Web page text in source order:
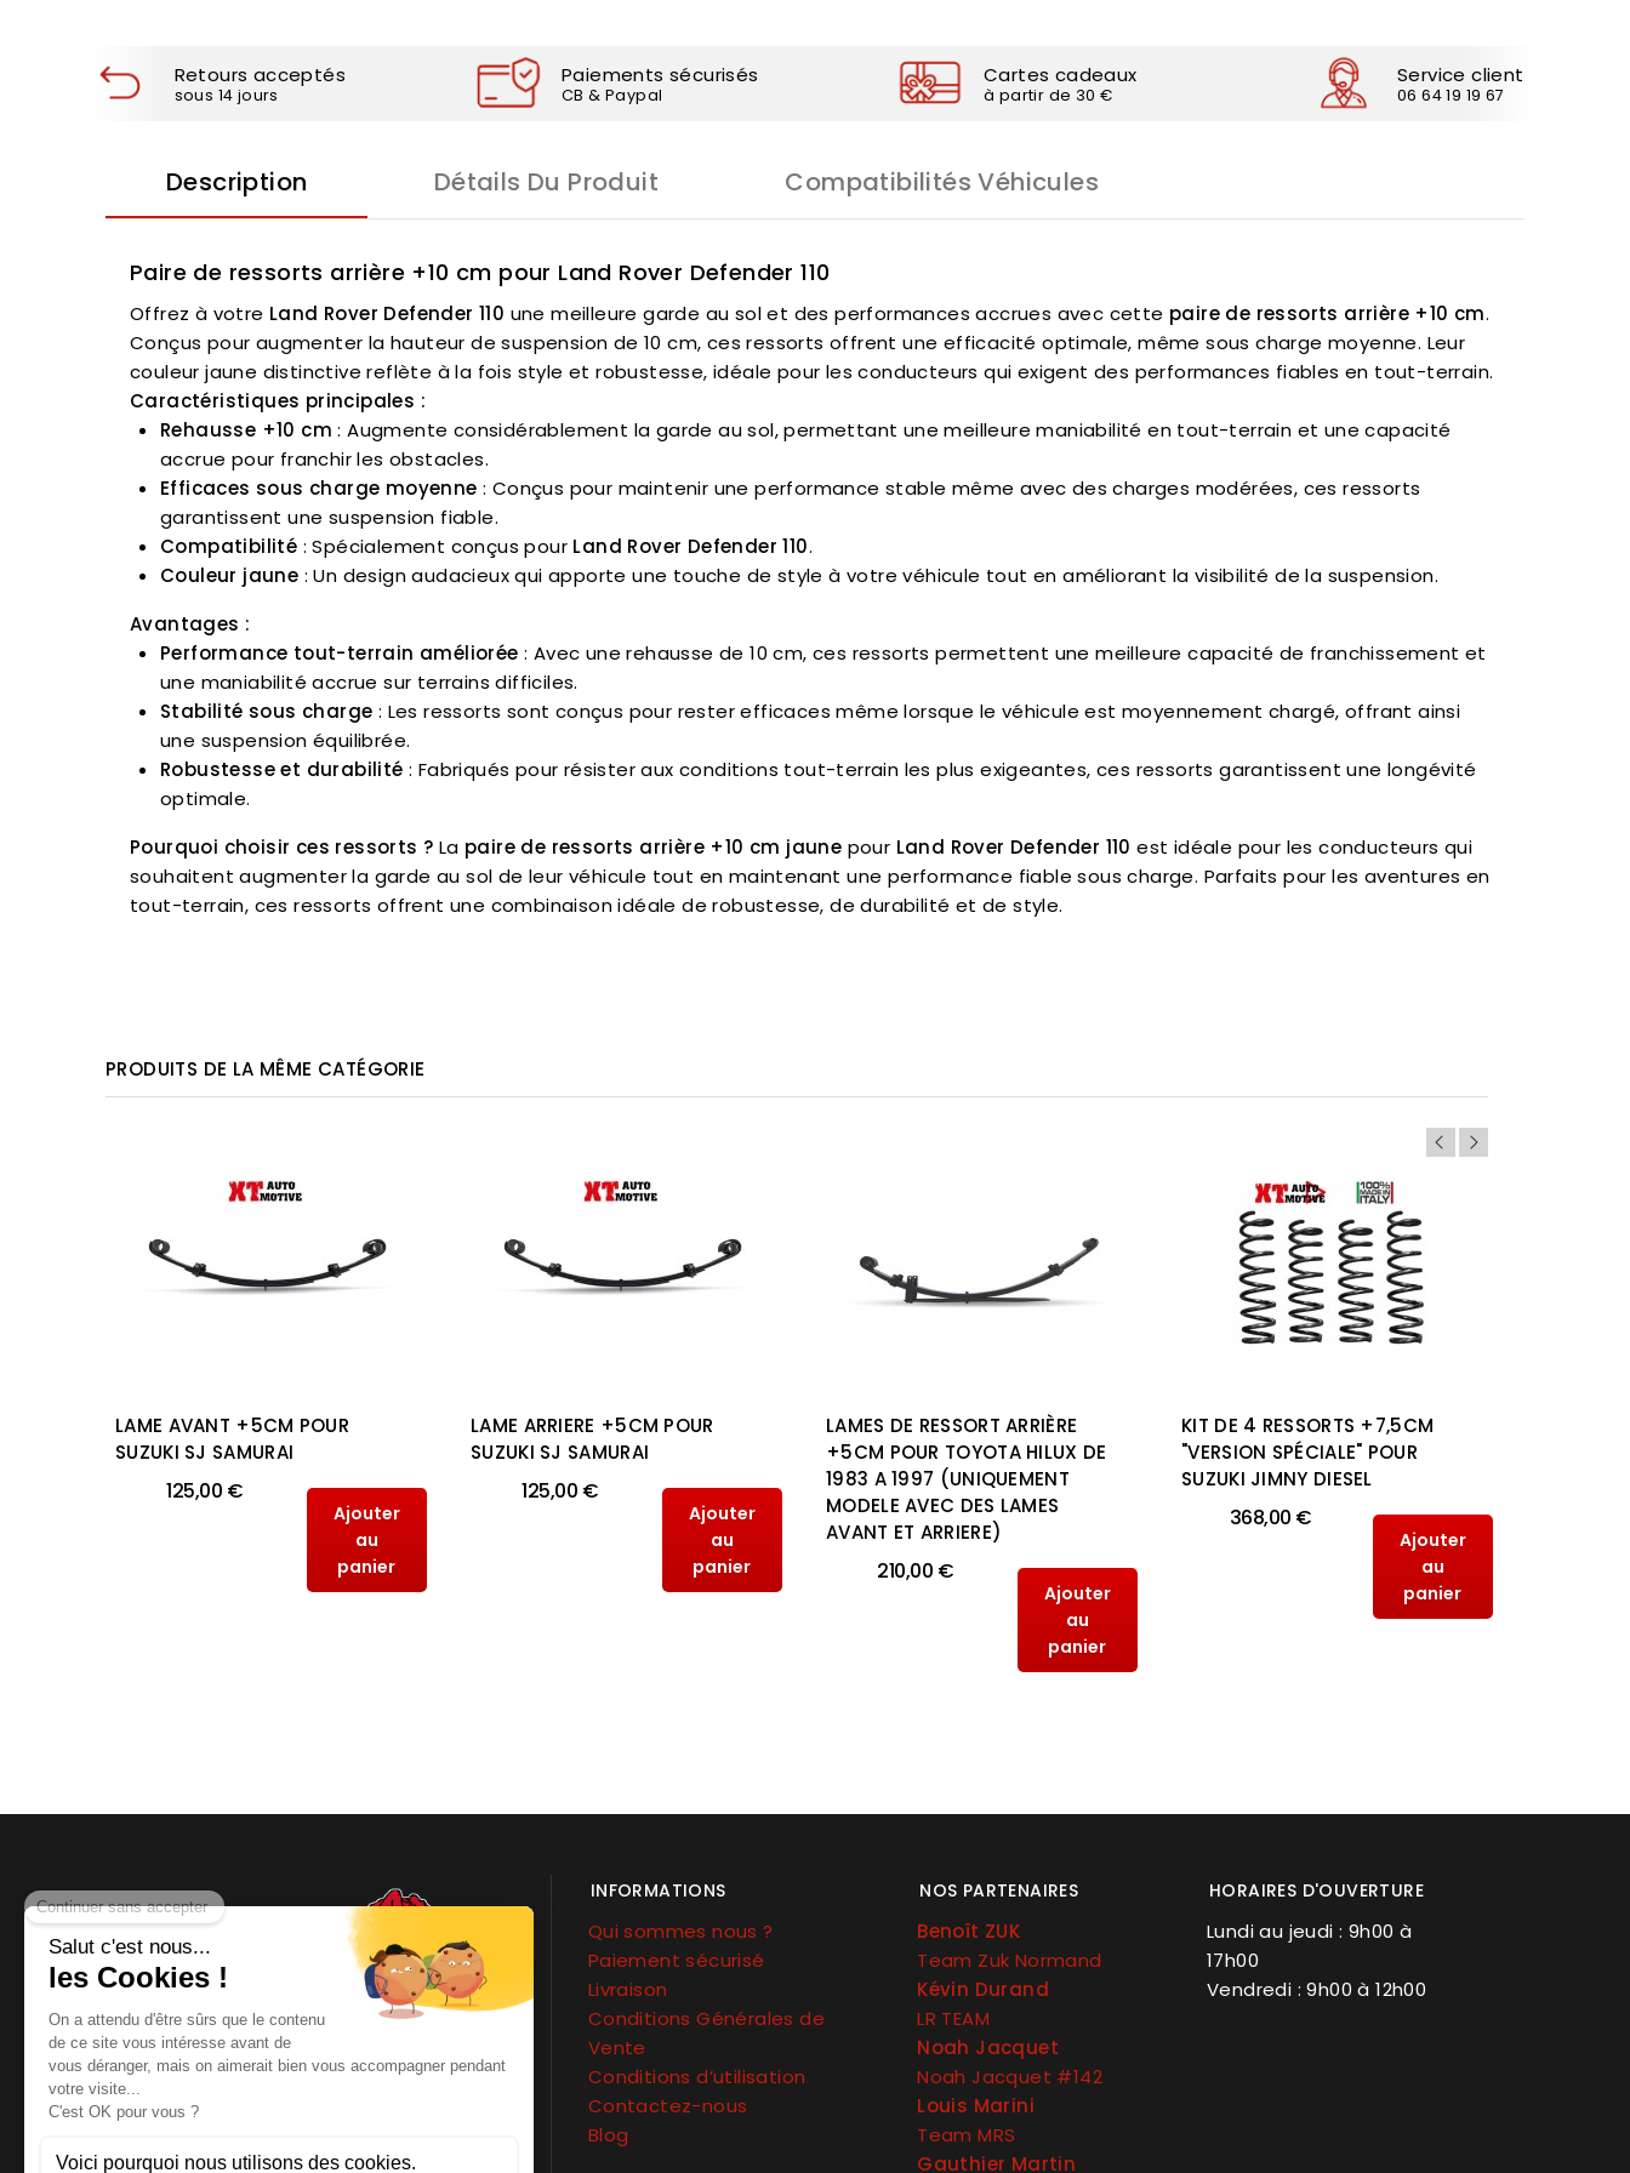
Retours acceptés
sous 14 jours
Paiements sécurisés
CB & Paypal
Cartes cadeaux
à partir de 30 €
Service client
06 64 19 19 67
Description Détails Du Produit Compatibilités Véhicules
Paire de ressorts arrière +10 cm pour Land Rover Defender 110
Offrez à votre Land Rover Defender 110 une meilleure garde au sol et des performances accrues avec cette paire de ressorts arrière +10 cm.
Conçus pour augmenter la hauteur de suspension de 10 cm, ces ressorts offrent une efficacité optimale, même sous charge moyenne. Leur
couleur jaune distinctive reflète à la fois style et robustesse, idéale pour les conducteurs qui exigent des performances fiables en tout-terrain.
Caractéristiques principales :
Rehausse +10 cm : Augmente considérablement la garde au sol, permettant une meilleure maniabilité en tout-terrain et une capacité
accrue pour franchir les obstacles.
Efficaces sous charge moyenne : Conçus pour maintenir une performance stable même avec des charges modérées, ces ressorts
garantissent une suspension fiable.
Compatibilité : Spécialement conçus pour Land Rover Defender 110.
Couleur jaune : Un design audacieux qui apporte une touche de style à votre véhicule tout en améliorant la visibilité de la suspension.
Avantages :
Performance tout-terrain améliorée : Avec une rehausse de 10 cm, ces ressorts permettent une meilleure capacité de franchissement et
une maniabilité accrue sur terrains difficiles.
Stabilité sous charge : Les ressorts sont conçus pour rester efficaces même lorsque le véhicule est moyennement chargé, offrant ainsi
une suspension équilibrée.
Robustesse et durabilité : Fabriqués pour résister aux conditions tout-terrain les plus exigeantes, ces ressorts garantissent une longévité
optimale.
Pourquoi choisir ces ressorts ? La paire de ressorts arrière +10 cm jaune pour Land Rover Defender 110 est idéale pour les conducteurs qui
souhaitent augmenter la garde au sol de leur véhicule tout en maintenant une performance fiable sous charge. Parfaits pour les aventures en
tout-terrain, ces ressorts offrent une combinaison idéale de robustesse, de durabilité et de style.
PRODUITS DE LA MÊME CATÉGORIE
LAME AVANT +5CM POUR
SUZUKI SJ SAMURAI
125,00 €
Ajouter
au
panier
LAME ARRIERE +5CM POUR
SUZUKI SJ SAMURAI
125,00 €
Ajouter
au
panier
LAMES DE RESSORT ARRIÈRE
+5CM POUR TOYOTA HILUX DE
1983 A 1997 (UNIQUEMENT
MODELE AVEC DES LAMES
AVANT ET ARRIERE)
210,00 €
Ajouter
au
panier
KIT DE 4 RESSORTS +7,5CM
"VERSION SPÉCIALE" POUR
SUZUKI JIMNY DIESEL
368,00 €
Ajouter
au
panier
Téléphone
Email: contact@kayman-
INFORMATIONS
Qui sommes nous ?
Paiement sécurisé
Livraison
Conditions Générales de
Vente
Conditions d’utilisation
Contactez-nous
Blog
NOS PARTENAIRES
Benoît ZUK
Team Zuk Normand
Kévin Durand
LR TEAM
Noah Jacquet
Noah Jacquet #142
Louis Marini
Team MRS
Gauthier Martin
HORAIRES D'OUVERTURE
Lundi au jeudi : 9h00 à
17h00
Vendredi : 9h00 à 12h00